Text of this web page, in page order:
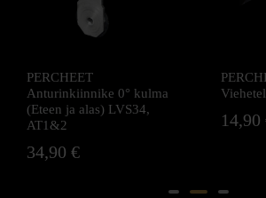
PERCHEET
Anturinkiinnike 0° kulma
(Eteen ja alas) LVS34,
AT1&2
34,90 €
14,90